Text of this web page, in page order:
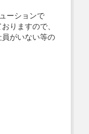
ーションで
りますので、
がいない等の